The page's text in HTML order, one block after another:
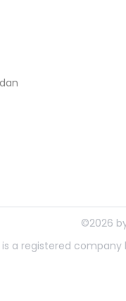
©2026
a registered company